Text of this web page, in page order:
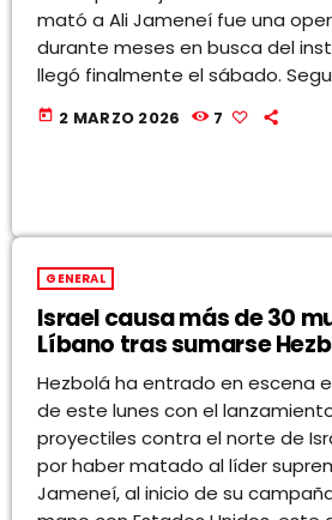
mató a Ali Jameneí fue una
durante meses en busca del
llegó finalmente el sábado.
today 2 MARZO 2026 7
GENERAL
Israel causa más de 30
Líbano tras sumarse
Hezbolá ha entrado en escena
de este lunes con el
proyectiles contra el norte de
por haber matado al líder
Jameneí, al inicio de su